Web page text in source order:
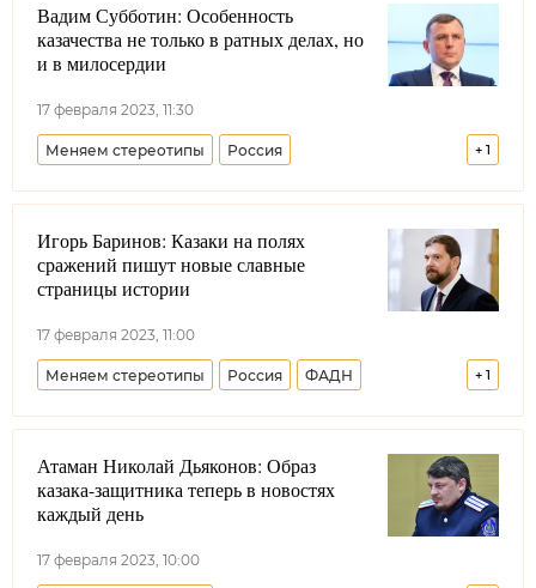
Кубанское казачье войско
Вадим Субботин: Особенность
казачества не только в ратных делах, но
и в милосердии
17 февраля 2023, 11:30
+ 1
Меняем стереотипы Россия
Совет при Президенте РФ по делам казачества
Игорь Баринов: Казаки на полях
сражений пишут новые славные
страницы истории
17 февраля 2023, 11:00
+ 1
Меняем стереотипы Россия ФАДН
Игорь Баринов
Атаман Николай Дьяконов: Образ
казака-защитника теперь в новостях
каждый день
17 февраля 2023, 10:00